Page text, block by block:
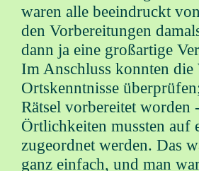
waren alle beeindruckt
den Vorbereitungen
dann ja eine großartige
Im Anschluss konnten
Ortskenntnisse
Rätsel vorbereitet worden
Örtlichkeiten mussten auf
zugeordnet werden. Das
ganz einfach, und man